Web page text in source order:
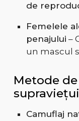
de
Femelele
penajului –
un mascul
Metode
Camuflaj